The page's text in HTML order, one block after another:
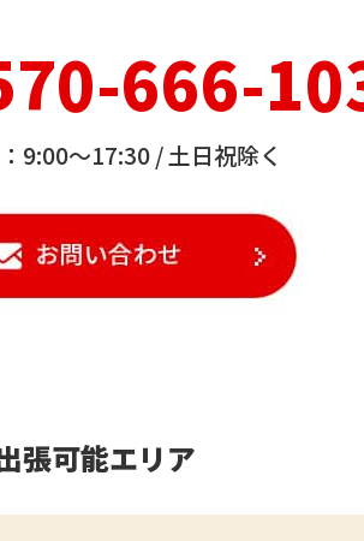
666-
9:00～17:30 /土日祝除く
張可能エリア